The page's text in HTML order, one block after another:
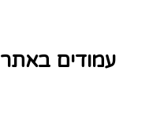
עמודים באתר